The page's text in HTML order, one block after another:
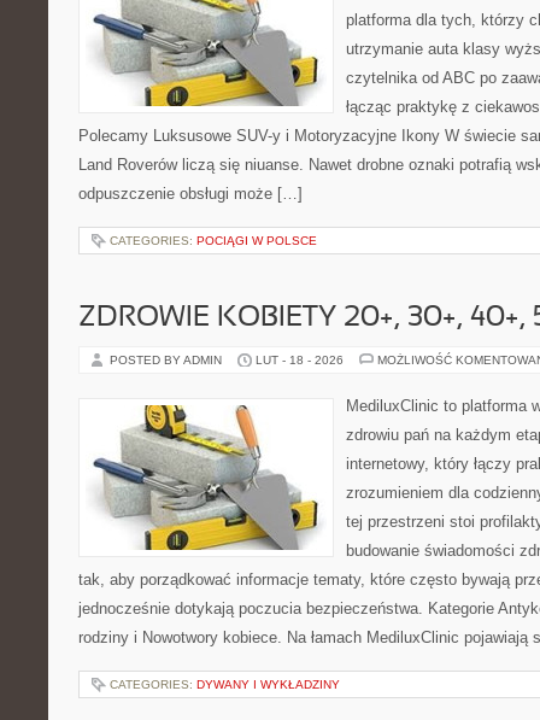
platforma dla tych, którzy
utrzymanie auta klasy
czytelnika od ABC po
łącząc praktykę z
Polecamy Luksusowe SUV-y i Motoryzacyjne Ikony W świecie
Land Roverów liczą się niuanse. Nawet drobne oznaki potrafią
odpuszczenie obsługi może […]
CATEGORIES: POCIĄGI W POLSCE
ZDROWIE KOBIETY 20+, 30+, 40+,
POSTED BY ADMIN LUT - 18 - 2026 MOŻLIWOŚĆ
MediluxClinic to platforma
zdrowiu pań na każdym
internetowy, który łączy
zrozumieniem dla
tej przestrzeni stoi
budowanie świadomości
tak, aby porządkować informacje tematy, które często bywają
jednocześnie dotykają poczucia bezpieczeństwa. Kategorie
rodziny i Nowotwory kobiece. Na łamach MediluxClinic pojawiają
CATEGORIES: DYWANY I WYKŁADZINY